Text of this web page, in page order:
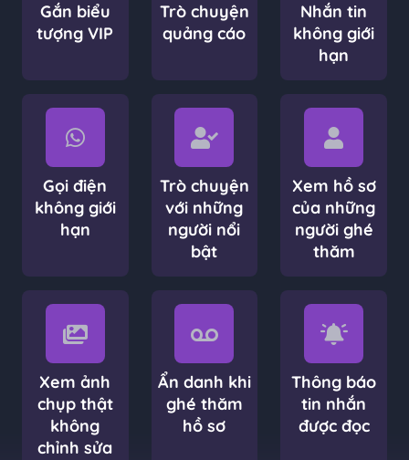
Gắn biểu
tượng VIP
Trò chuyện
quảng cáo
Nhắn tin
không giới
hạn
Gọi điện
không giới
hạn
Trò chuyện
với những
người nổi
bật
Xem hồ sơ
của những
người ghé
thăm
Xem ảnh
chụp thật
không
chỉnh sửa
Ẩn danh khi
ghé thăm
hồ sơ
Thông báo
tin nhắn
được đọc